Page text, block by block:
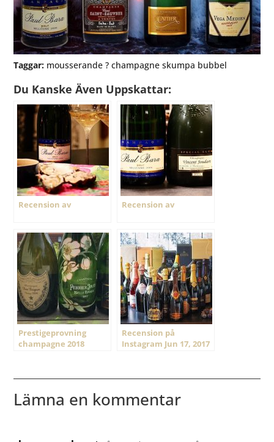
Taggar: mousserande ? champagne skumpa bubbel
Du Kanske Även Uppskattar:
Recension av Recension av
Prestigeprovning
champagne 2018
Recension på
Instagram Jun 17, 2017
Lämna en kommentar